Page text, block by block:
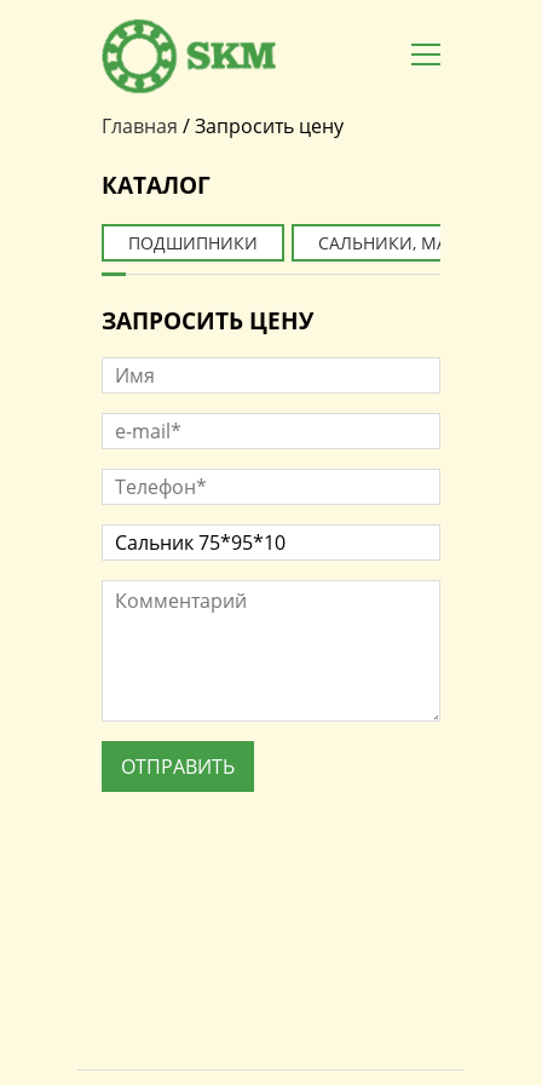
Главная /Запросить цену
КАТАЛОГ
ПОДШИПНИКИ САЛЬНИКИ, МАНЖЕТЫ
ЗАПРОСИТЬ ЦЕНУ
Имя
e-mail**
Телефон**
Наименование товара
Комментарий